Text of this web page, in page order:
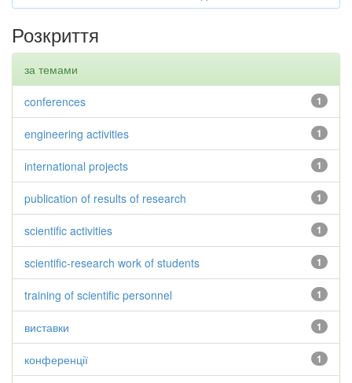
Розкриття
за темами
1
conferences
1
engineering activities
1
international projects
1
publication of results of research
1
scientific activities
1
scientific-research work of students
1
training of scientific personnel
1
виставки
1
конференції